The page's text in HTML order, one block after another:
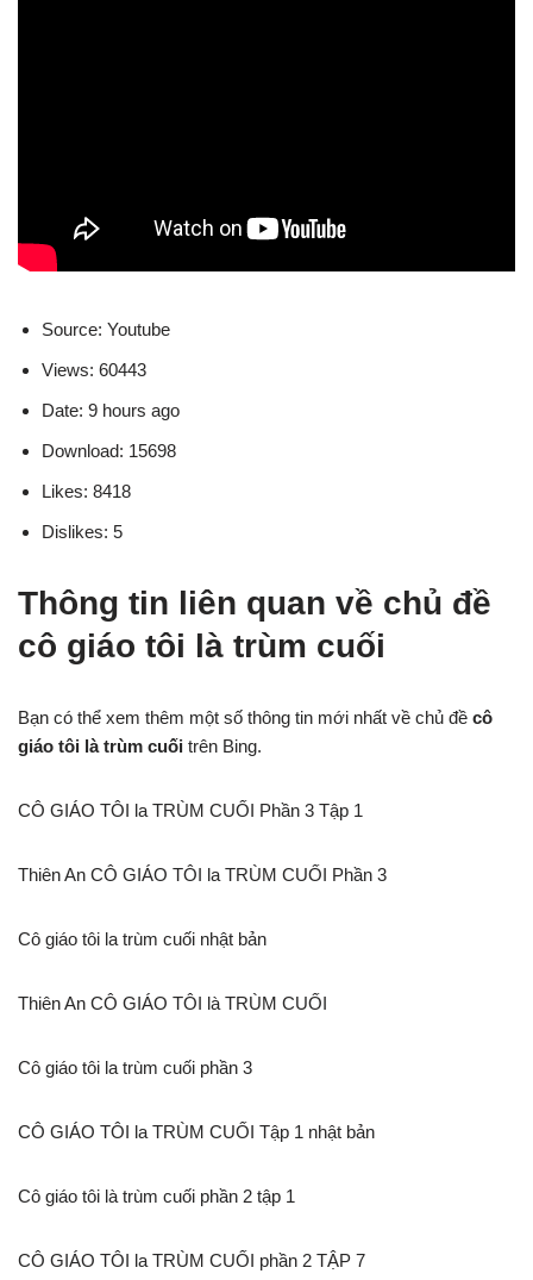
Source: Youtube
Views: 60443
Date: 9 hours ago
Download: 15698
Likes: 8418
Dislikes: 5
Thông tin liên quan về chủ đề
cô giáo tôi là trùm cuối
Bạn có thể xem thêm một số thông tin mới nhất về chủ đề cô
giáo tôi là trùm cuối trên Bing.
CÔ GIÁO TÔI la TRÙM CUỐI Phần 3 Tập 1
Thiên An CÔ GIÁO TÔI la TRÙM CUỐI Phần 3
Cô giáo tôi la trùm cuối nhật bản
Thiên An CÔ GIÁO TÔI là TRÙM CUỐI
Cô giáo tôi la trùm cuối phần 3
CÔ GIÁO TÔI la TRÙM CUỐI Tập 1 nhật bản
Cô giáo tôi là trùm cuối phần 2 tập 1
CÔ GIÁO TÔI la TRÙM CUỐI phần 2 TẬP 7